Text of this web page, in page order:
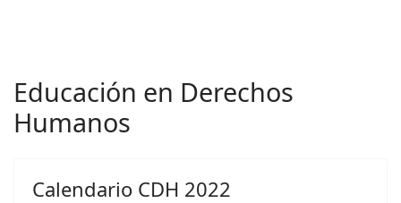
Educación en Derechos
Humanos
Calendario CDH 2022